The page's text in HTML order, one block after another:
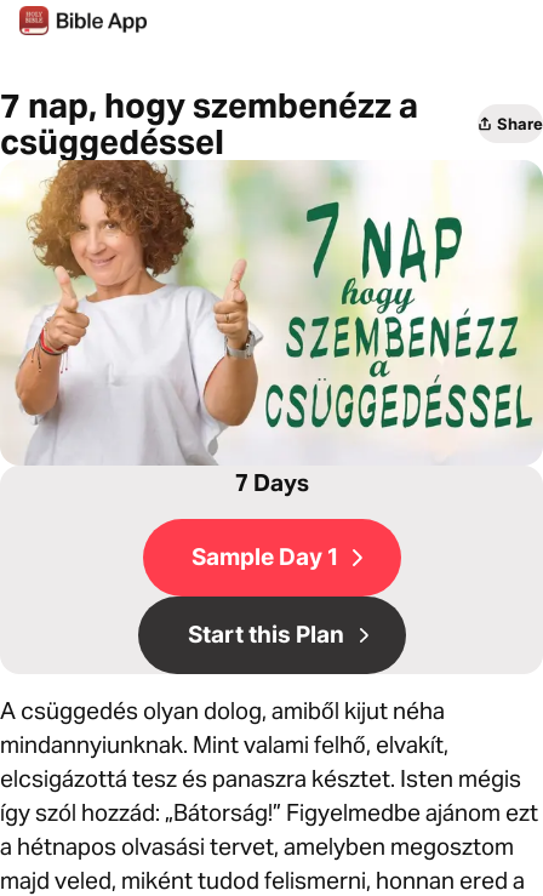
7 nap, hogy szembenézz a
csüggedéssel
Share
7 Days
Sample Day 1
Start this Plan
A csüggedés olyan dolog, amiből kijut néha
mindannyiunknak. Mint valami felhő, elvakít,
elcsigázottá tesz és panaszra késztet. Isten mégis
így szól hozzád: „Bátorság!” Figyelmedbe ajánom ezt
a hétnapos olvasási tervet, amelyben megosztom
majd veled, miként tudod felismerni, honnan ered a